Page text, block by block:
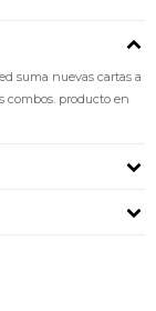
suma nuevas cartas a
combos. producto en